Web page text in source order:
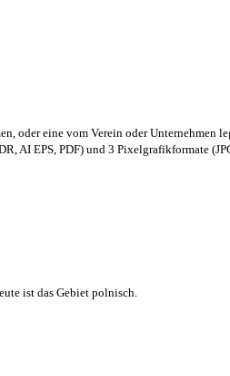
oder eine vom Verein oder Unternehmen
AI EPS, PDF) und 3 Pixelgrafikformate
ist das Gebiet polnisch.